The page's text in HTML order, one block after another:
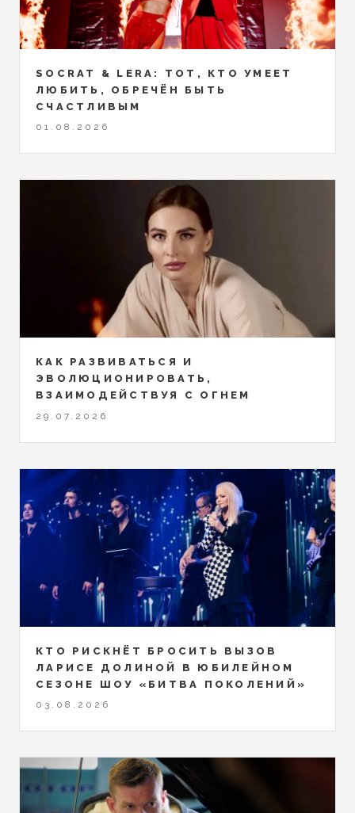
SOCRAT & LERA: ТОТ, КТО УМЕЕТ
ЛЮБИТЬ, ОБРЕЧЁН БЫТЬ
СЧАСТЛИВЫМ
01.08.2026
КАК РАЗВИВАТЬСЯ И
ЭВОЛЮЦИОНИРОВАТЬ,
ВЗАИМОДЕЙСТВУЯ С ОГНЕМ
29.07.2026
КТО РИСКНЁТ БРОСИТЬ ВЫЗОВ
ЛАРИСЕ ДОЛИНОЙ В ЮБИЛЕЙНОМ
СЕЗОНЕ ШОУ «БИТВА ПОКОЛЕНИЙ»
03.08.2026